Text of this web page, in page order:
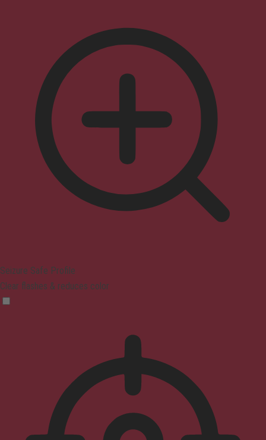
Seizure Safe Profile
Clear flashes & reduces color